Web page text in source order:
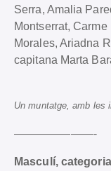
Serra, Amalia
Montserrat,
Morales, Ariadna
capitana Marta
Un muntatge, amb les
———————-
Masculí,